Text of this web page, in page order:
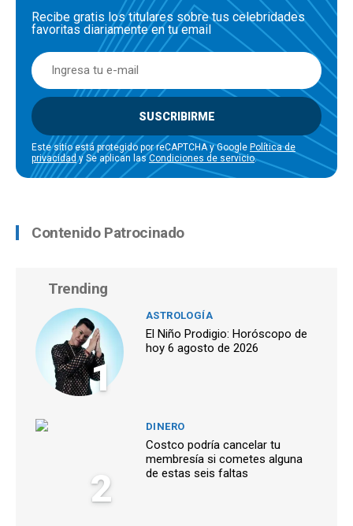
Recibe gratis los titulares sobre tus celebridades
favoritas diariamente en tu email
SUSCRIBIRME
Este sitio está protegido por reCAPTCHA y Google Política de
privacidad y Se aplican lasCondiciones de servicio.
Contenido Patrocinado
Trending
1
ASTROLOGÍA
El Niño Prodigio: Horóscopo de
hoy 6 agosto de 2026
2
DINERO
Costco podría cancelar tu
membresía si cometes alguna
de estas seis faltas